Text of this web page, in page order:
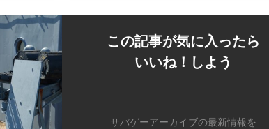
この記事が気に入ったら
いいね！しよう
サバゲーアーカイブの最新情報を